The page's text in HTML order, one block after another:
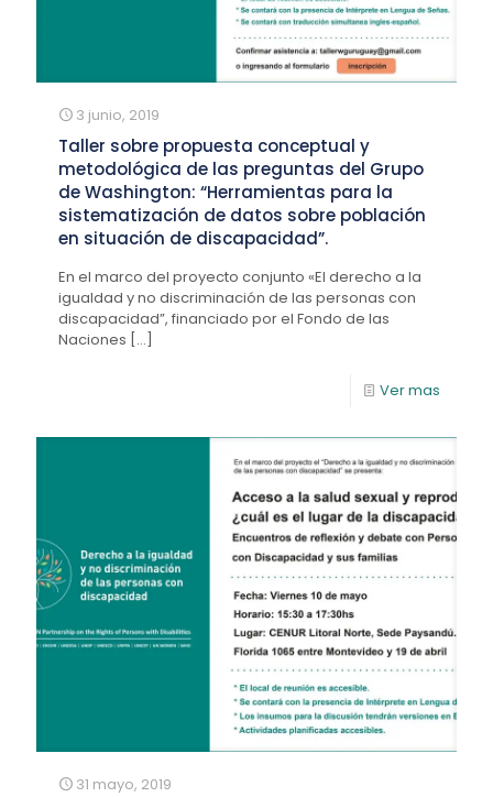
3 junio, 2019
Taller sobre propuesta conceptual y
metodológica de las preguntas del Grupo
de Washington: “Herramientas para la
sistematización de datos sobre población
en situación de discapacidad”.
En el marco del proyecto conjunto «El derecho a la
igualdad y no discriminación de las personas con
discapacidad”, financiado por el Fondo de las
Naciones […]
Ver mas
31 mayo, 2019